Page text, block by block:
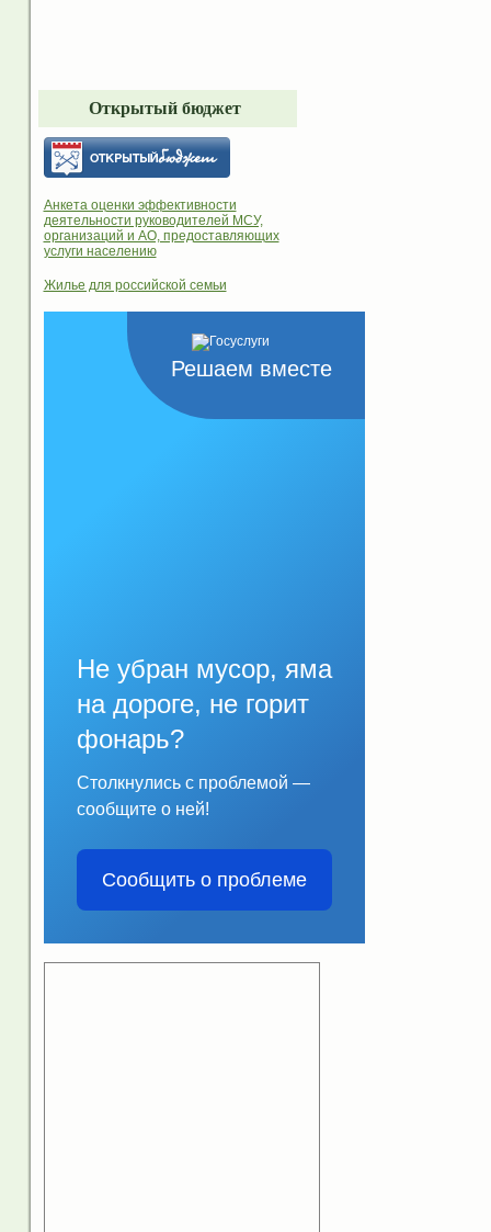
Открытый бюджет
Анкета оценки эффективности
деятельности руководителей МСУ,
организаций и АО, предоставляющих
услуги населению
Жилье для российской семьи
Решаем вместе
Не убран мусор, яма
на дороге, не горит
фонарь?
Столкнулись с проблемой —
сообщите о ней!
Сообщить о проблеме